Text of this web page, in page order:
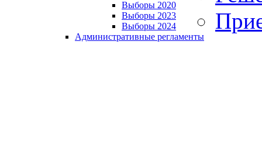
Выборы 2020
Выборы 2023
Выборы 2024
Административные регламенты